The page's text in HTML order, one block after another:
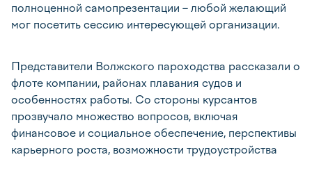
полноценной самопрезентации – любой желающий
мог посетить сессию интересующей организации.
Представители Волжского пароходства рассказали о
флоте компании, районах плавания судов и
особенностях работы. Со стороны курсантов
прозвучало множество вопросов, включая
финансовое и социальное обеспечение, перспективы
карьерного роста, возможности трудоустройства